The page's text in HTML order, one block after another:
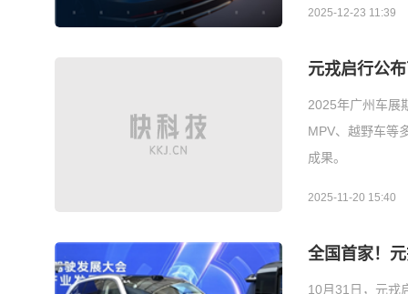
2025-12-23 11:39
元戎启行公
2025年广州车展
MPV、越野车等
成果。
2025-11-20 15:40
全国首家！
10月31日，元戎